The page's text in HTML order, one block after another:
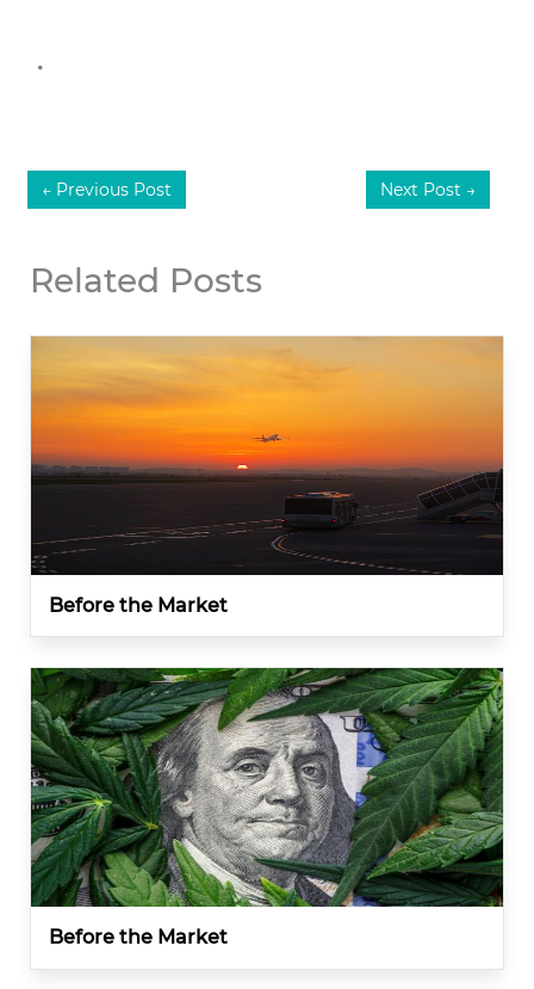
.
← Previous Post Next Post →
Related Posts
Before the Market
Before the Market